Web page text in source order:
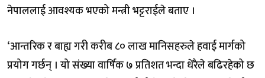
नेपाललाई आवश्यक भएको मन्त्री भट्टराईले बताए ।
‘आन्तरिक र बाह्य गरी करीब ८० लाख मानिसहरुले हवाई मार्गको
प्रयोग गर्छन् । यो संख्या वार्षिक ७ प्रतिशत भन्दा धेरैले बढिरहेको छ